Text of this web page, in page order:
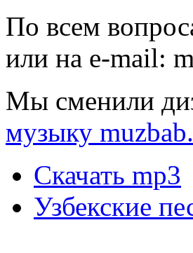
По всем
или на e-mail:
Мы сменили
музыку
Скачать mp3
Узбекские